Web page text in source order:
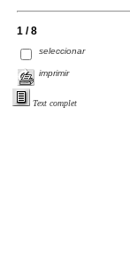
1 / 8
seleccionar
imprimir
Text complet